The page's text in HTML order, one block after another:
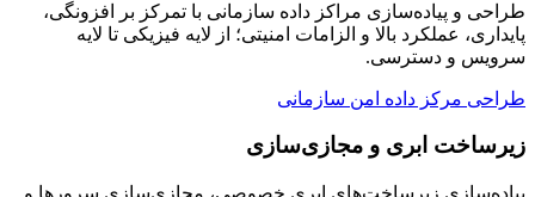
طراحی و پیاده‌سازی مراکز داده سازمانی با تمرکز بر افزونگی،
پایداری، عملکرد بالا و الزامات امنیتی؛ از لایه فیزیکی تا لایه
سرویس و دسترسی.
طراحی مرکز داده امن سازمانی
زیرساخت ابری و مجازی‌سازی
پیاده‌سازی زیرساخت‌های ابری خصوصی، مجازی‌سازی سرورها و